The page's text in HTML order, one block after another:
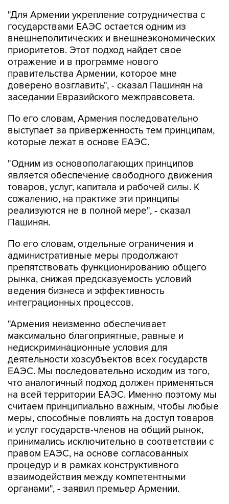
"Для Армении укрепление сотрудничества с
государствами ЕАЭС остается одним из
внешнеполитических и внешнеэкономических
приоритетов. Этот подход найдет свое
отражение и в программе нового
правительства Армении, которое мне
доверено возглавить", - сказал Пашинян на
заседании Евразийского межправсовета.
По его словам, Армения последовательно
выступает за приверженность тем принципам,
которые лежат в основе ЕАЭС.
"Одним из основополагающих принципов
является обеспечение свободного движения
товаров, услуг, капитала и рабочей силы. К
сожалению, на практике эти принципы
реализуются не в полной мере", - сказал
Пашинян.
По его словам, отдельные ограничения и
административные меры продолжают
препятствовать функционированию общего
рынка, снижая предсказуемость условий
ведения бизнеса и эффективность
интеграционных процессов.
"Армения неизменно обеспечивает
максимально благоприятные, равные и
недискриминационные условия для
деятельности хозсубъектов всех государств
ЕАЭС. Мы последовательно исходим из того,
что аналогичный подход должен применяться
на всей территории ЕАЭС. Именно поэтому мы
считаем принципиально важным, чтобы любые
меры, способные повлиять на доступ товаров
и услуг государств-членов на общий рынок,
принимались исключительно в соответствии с
правом ЕАЭС, на основе согласованных
процедур и в рамках конструктивного
взаимодействия между компетентными
органами", - заявил премьер Армении.